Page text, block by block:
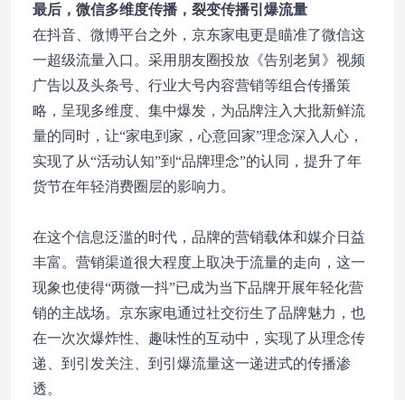
最后，微信多维度传播，裂变传播引爆流量
在抖音、微博平台之外，京东家电更是瞄准了微信这
一超级流量入口。采用朋友圈投放《告别老舅》视频
广告以及头条号、行业大号内容营销等组合传播策
略，呈现多维度、集中爆发，为品牌注入大批新鲜流
量的同时，让“家电到家，心意回家”理念深入人心，
实现了从“活动认知”到“品牌理念”的认同，提升了年
货节在年轻消费圈层的影响力。
在这个信息泛滥的时代，品牌的营销载体和媒介日益
丰富。营销渠道很大程度上取决于流量的走向，这一
现象也使得“两微一抖”已成为当下品牌开展年轻化营
销的主战场。京东家电通过社交衍生了品牌魅力，也
在一次次爆炸性、趣味性的互动中，实现了从理念传
递、到引发关注、到引爆流量这一递进式的传播渗
透。